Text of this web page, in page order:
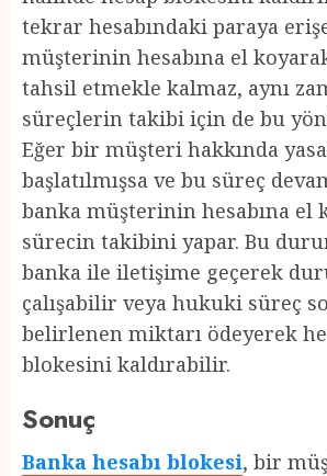
tekrar hesabındaki paraya
müşterinin hesabına el
tahsil etmekle kalmaz, aynı
süreçlerin takibi için de bu
Eğer bir müşteri hakkında
başlatılmışsa ve bu süreç
banka müşterinin hesabına el
sürecin takibini yapar. Bu
banka ile iletişime geçerek
çalışabilir veya hukuki süreç
belirlenen miktarı ödeyerek
blokesini kaldırabilir.
Sonuç
Banka hesabı blokesi, bir